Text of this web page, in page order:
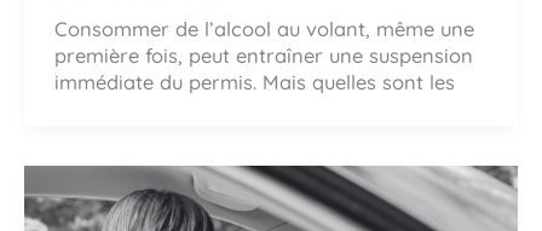
Consommer de l’alcool au volant, même une
première fois, peut entraîner une suspension
immédiate du permis. Mais quelles sont les